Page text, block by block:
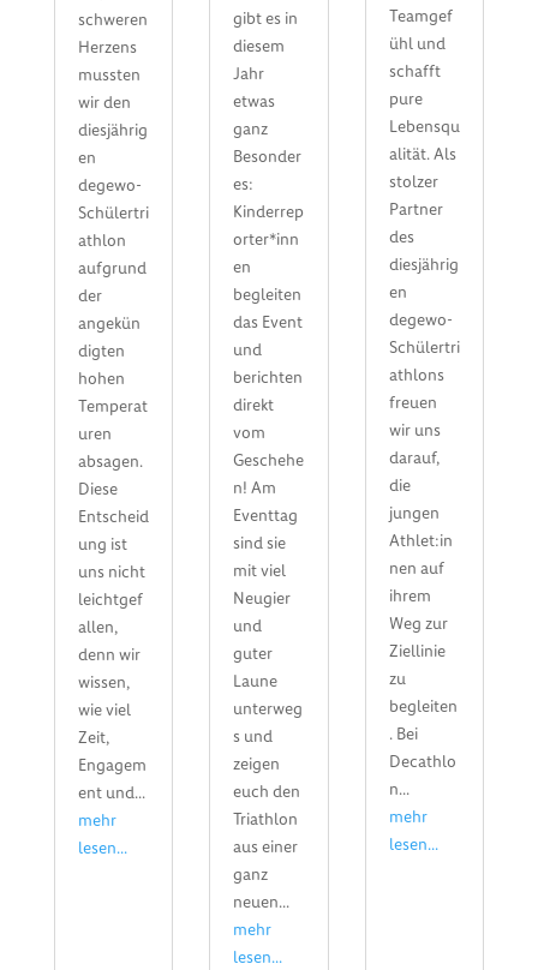
schweren
Herzens
mussten
wir den
diesjährig
en
degewo-
Schülertri
athlon
aufgrund
der
angekün
digten
hohen
Temperat
uren
absagen.
Diese
Entscheid
ung ist
uns nicht
leichtgef
allen,
denn wir
wissen,
wie viel
Zeit,
Engagem
ent und...
mehr
lesen...
gibt es in
diesem
Jahr
etwas
ganz
Besonder
es:
Kinderrep
orter*inn
en
begleiten
das Event
und
berichten
direkt
vom
Geschehe
n! Am
Eventtag
sind sie
mit viel
Neugier
und
guter
Laune
unterweg
s und
zeigen
euch den
Triathlon
aus einer
ganz
neuen...
mehr
lesen...
Teamgef
ühl und
schafft
pure
Lebensqu
alität. Als
stolzer
Partner
des
diesjährig
en
degewo-
Schülertri
athlons
freuen
wir uns
darauf,
die
jungen
Athlet:in
nen auf
ihrem
Weg zur
Ziellinie
zu
begleiten
. Bei
Decathlo
n...
mehr
lesen...